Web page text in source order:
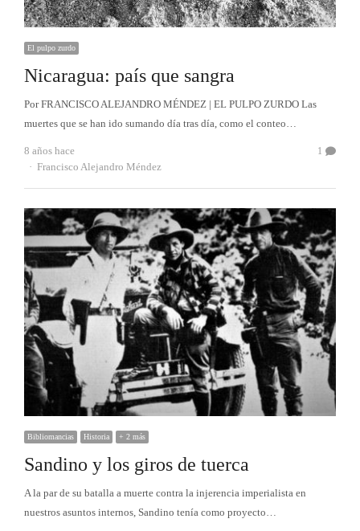
El pulpo zurdo
Nicaragua: país que sangra
Por FRANCISCO ALEJANDRO MÉNDEZ | EL PULPO ZURDO Las
muertes que se han ido sumando día tras día, como el conteo…
8 años hace
Autor
Francisco Alejandro Méndez
1
Bibliomancias Historia + 2 más
Sandino y los giros de tuerca
A la par de su batalla a muerte contra la injerencia imperialista en
nuestros asuntos internos, Sandino tenía como proyecto…